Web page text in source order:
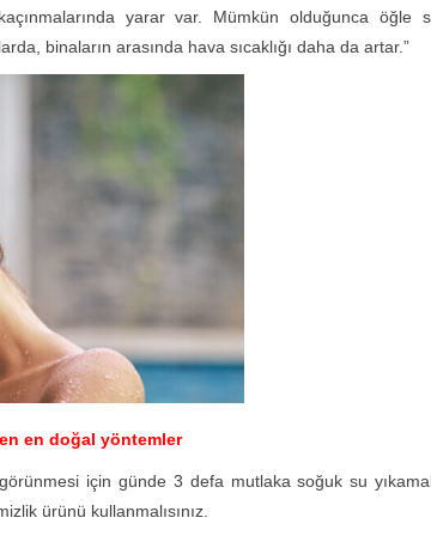
yarar var. Mümkün olduğunca öğle
binaların arasında hava sıcaklığı daha da artar.”
en doğal yöntemler
için günde 3 defa mutlaka soğuk su
ürünü kullanmalısınız.